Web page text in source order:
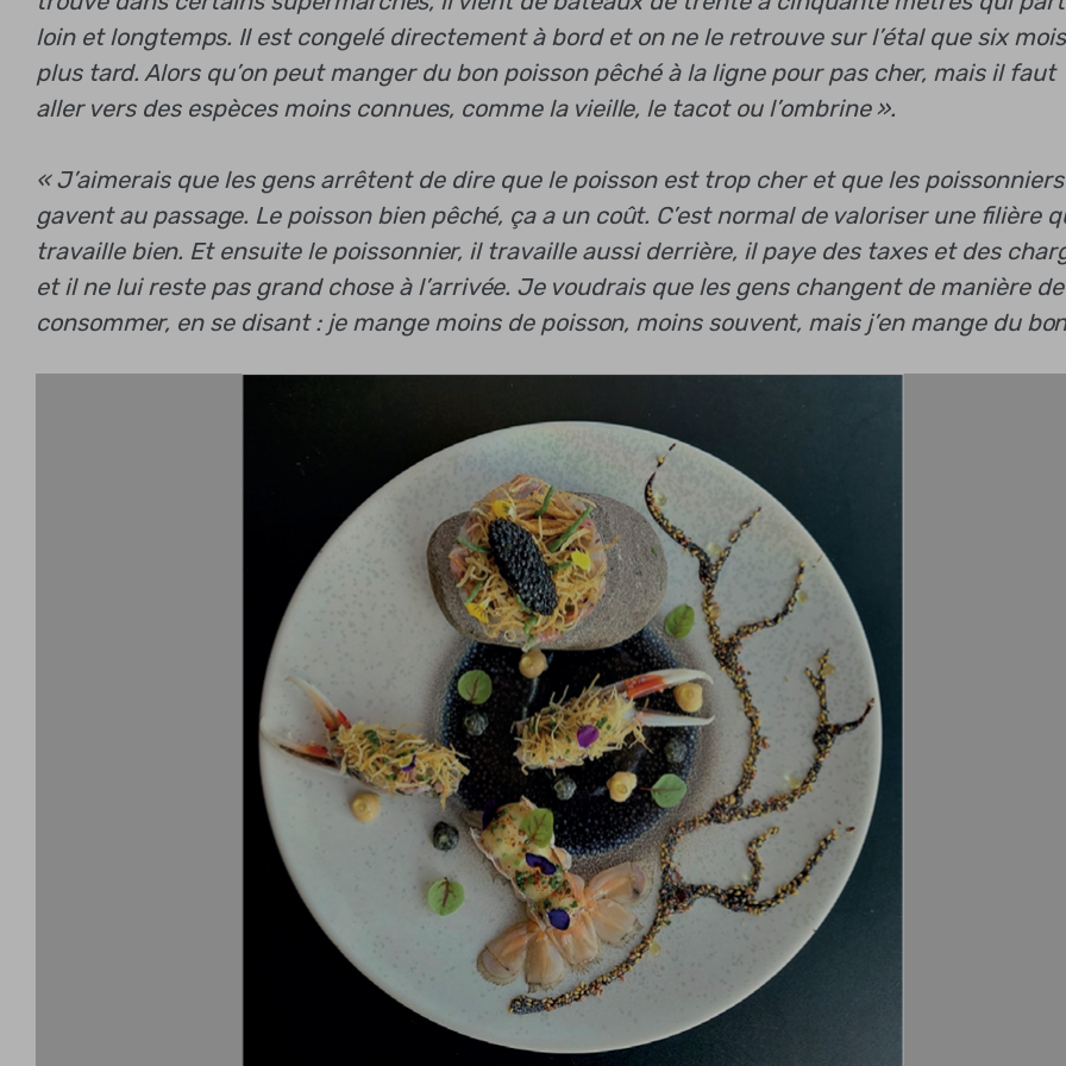
loin et longtemps. Il est congelé directement à bord et on ne le retrouve sur l’étal que six mois
plus tard. Alors qu’on peut manger du bon poisson pêché à la ligne pour pas cher, mais il faut
aller vers des espèces moins connues, comme la vieille, le tacot ou l’ombrine ».
« J’aimerais que les gens arrêtent de dire que le poisson est trop cher et que les
gavent au passage. Le poisson bien pêché, ça a un coût. C’est normal de valoriser une filière
travaille bien. Et ensuite le poissonnier, il travaille aussi derrière, il paye des taxes et des
et il ne lui reste pas grand chose à l’arrivée. Je voudrais que les gens changent de manière de
consommer, en se disant : je mange moins de poisson, moins souvent, mais j’en mange du